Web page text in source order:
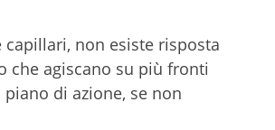
non esiste risposta
che agiscano su più fronti
di azione, se non